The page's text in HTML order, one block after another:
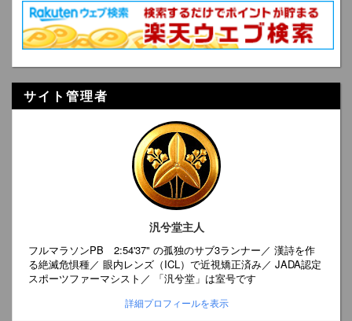
サイト管理者
汎兮堂主人
フルマラソンPB 2:54'37" の孤独のサブ3ランナー／ 漢詩を作
る絶滅危惧種／ 眼内レンズ（ICL）で近視矯正済み／ JADA認定
スポーツファーマシスト／ 「汎兮堂」は室号です
詳細プロフィールを表示